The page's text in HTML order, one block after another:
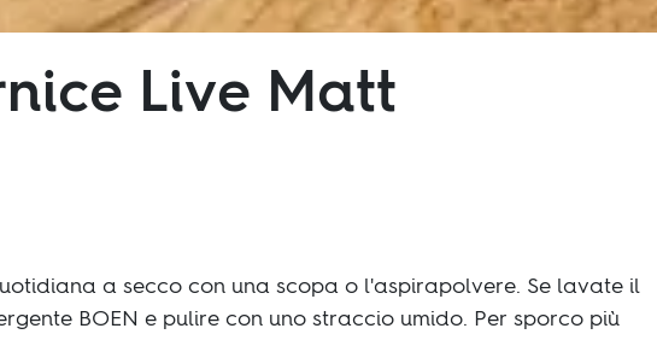
Live Matt
a secco con una scopa o l'aspirapolvere. Se lavate il
BOEN e pulire con uno straccio umido. Per sporco più